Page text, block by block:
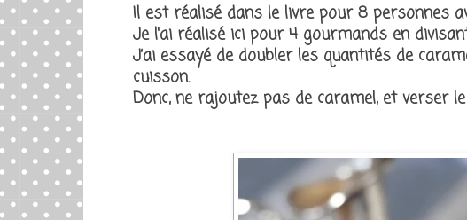
Il est réalisé dans le livre pour 8 personnes
Je l'ai réalisé ici pour 4 gourmands en
J’ai essayé de doubler les quantités de
cuisson.
Donc, ne rajoutez pas de caramel, et verser